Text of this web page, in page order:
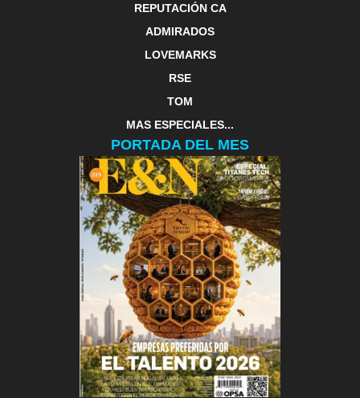
REPUTACIÓN CA
ADMIRADOS
LOVEMARKS
RSE
TOM
MAS ESPECIALES...
PORTADA DEL MES